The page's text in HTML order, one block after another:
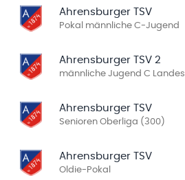
Ahrensburger TSV
Pokal männliche C-Jugend
Ahrensburger TSV 2
männliche Jugend C
Ahrensburger TSV
Senioren Oberliga (300)
Ahrensburger TSV
Oldie-Pokal